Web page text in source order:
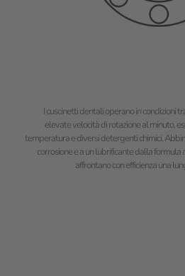
I cuscinetti dentali operano in condizioni
elevate velocità di rotazione al minuto,
temperatura e diversi detergenti chimici.
corrosione e a un lubrificante dalla formula
affrontano con efficienza una